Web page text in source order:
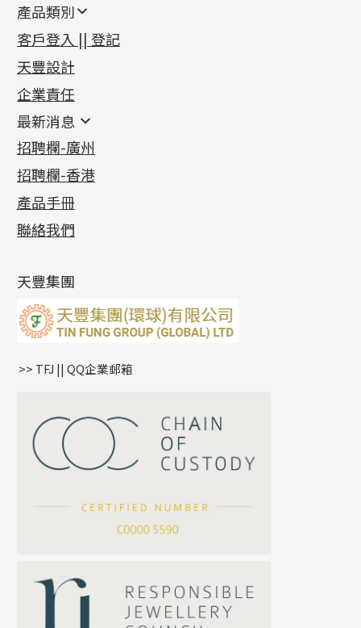
公司名稱
聯絡電話
產品類別
新產品
足金系列
足金配件
機織鏈系列
珠仔鏈
镶口链
管狀網鏈
十字車花鏈系列
十字閃O鏈系列
十字錘打鏈系列
側身車花鏈系列
側身鏈系列
雙十字鏈系列
水波鏈系列
蛇骨鏈系列
鏈尾系列
嘴唇鏈系列
S車花鏈系列
珍珠鏈系列
坦克鏈系列
滿天星鏈系列
方假繩鏈系列
首飾配件
耳環類配件
卷迫系列
螺絲迫系列
梅花迫系列
平臺迫系列
綫拍系列
美拍系列
耳環扣系列
耳綫/耳鈎系列
耳環爪頭
耳環
鏈類配件
動感車花吊墜
調節珠系列
生圈扣系列
龍蝦扣系列
鴨俐制系列
字母吊墜
相盒吊墜
項鏈吊墜
生肖吊墜
星座吊墜
珠扣
其他類配件
珠盤系列
袖口鈕系列
焊片及鐳射綫
空心車花管
珠類配件
無孔光身珠
空心光身珠
無孔批花珠
鑲口類
四爪頭系列
六爪頭系列
車花片
動感車花片
鑲口戒指
鑲口手鏈系列
首飾系列
手镯系列
戒指系列
空心耳環
空心车花管首饰链
空心手鐲系列
貴金屬原料
千足金
記憶金屬系列
記憶戒指
拉簧珠珠手鏈
記憶鈦手鐲
客戶登入 || 登記
天豐設計
企業責任
最新消息
最新消息
各項證書(2)
相片集(9)
展覽會資訊
最新產品資訊
招聘欄-廣州
招聘欄-香港
產品手冊
聯絡我們
天豐集團
>> TFJ || QQ企業郵箱